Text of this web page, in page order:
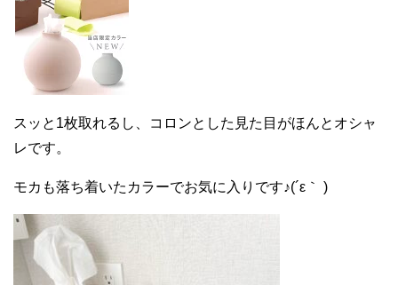
スッと1枚取れるし、コロンとした見た目がほんとオシャ
レです。
モカも落ち着いたカラーでお気に入りです♪(´ε｀ )